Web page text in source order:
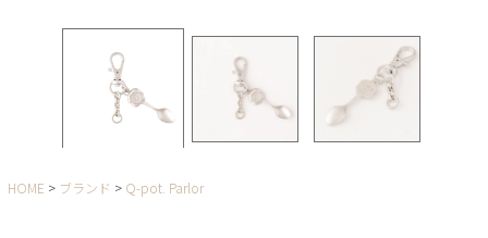
HOME ブランド Q-pot. Parlor